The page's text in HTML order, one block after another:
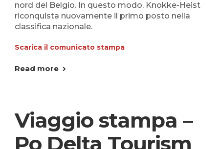
nord del Belgio. In questo modo, Knokke-Heist
riconquista nuovamente il primo posto nella
classifica nazionale.
Scarica il comunicato stampa
Read more
Viaggio stampa –
Po Delta Tourism